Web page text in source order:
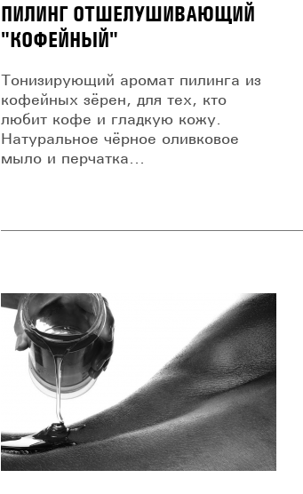
ПИЛИНГ ОТШЕЛУШИВАЮЩИЙ
"КОФЕЙНЫЙ"
Тонизирующий аромат пилинга из
кофейных зёрен, для тех, кто
любит кофе и гладкую кожу.
Натуральное чёрное оливковое
мыло и перчатка...